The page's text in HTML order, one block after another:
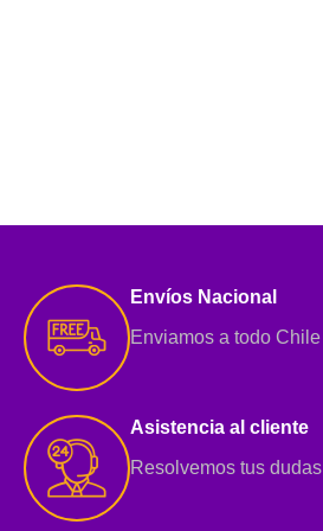
Envíos Nacional
Enviamos a todo Chile
Asistencia al cliente
Resolvemos tus dudas